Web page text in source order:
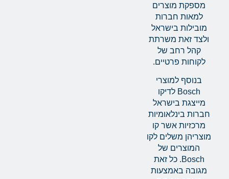
מספקת מוצרים
למאות חברות
מובילות בישראל
ולצד זאת משרתת
קהל רחב של
לקוחות פרטיים.
בנוסף למוצרי
Bosch לדיקו
מייצגת בישראל
חברות בינלאומיות
מרכזיות אשר קו
מוצריהן משלים לקו
המוצרים של
Bosch. כל זאת
מגובה באמצעות